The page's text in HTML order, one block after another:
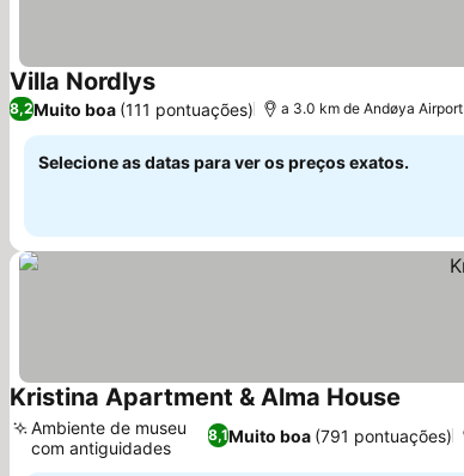
Villa Nordlys
8,2Muito boa (111 pontuações) a 3.0 km de Andøya Airport
Selecione as datas para ver os preços exatos.
Kristina Apartment & Alma House
8,1Muito boa (791 pontuações)
Ambiente de museu
com antiguidades